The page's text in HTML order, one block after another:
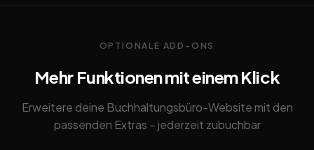
OPTIONALE ADD-ONS
Mehr Funktionen mit einem Klick
Erweitere deine Buchhaltungsbüro-Website mit den
passenden Extras – jederzeit zubuchbar